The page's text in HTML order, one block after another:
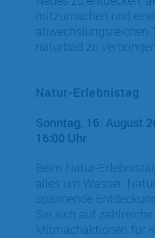
mitzumachen und
abwechslungsreichen
naturbad zu
Natur-Erlebnistag
Sonntag, 16. August
16:00 Uhr
Beim Natur-
alles um Wasser,
spannende
Sie sich auf zahlreiche
Mitmachaktionen für